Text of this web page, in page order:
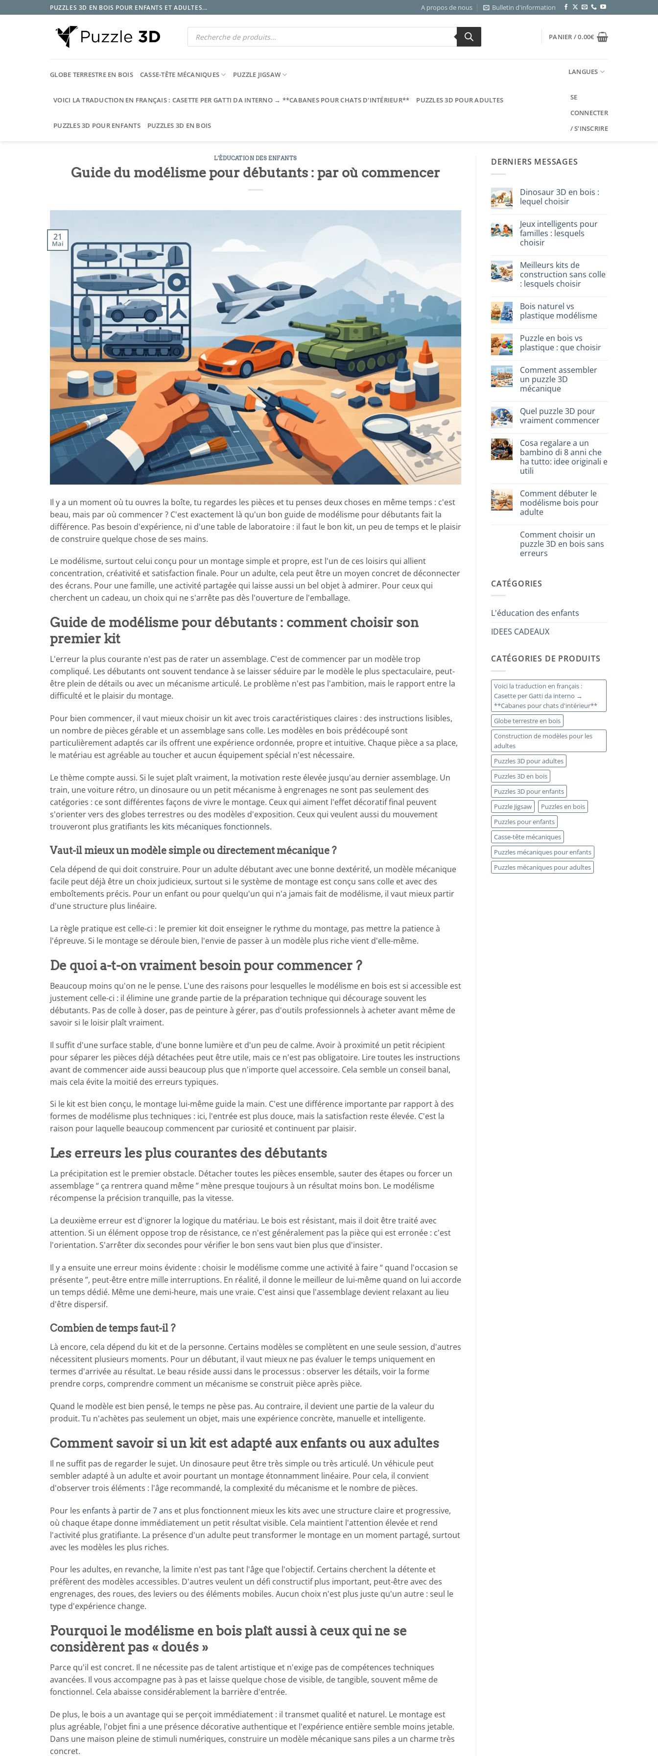
au
PUZZLES 3D EN BOIS POUR ENFANTS ET ADULTES... A propos de nous Bulletin d'information
Recherche
produits
PANIER /0.00€
GLOBE TERRESTRE EN BOIS CASSE-TÊTE MÉCANIQUES PUZZLE JIGSAW
VOICI LA TRADUCTION EN FRANÇAIS : CASETTE PER GATTI DA INTERNO → **CABANES POUR CHATS D'INTÉRIEUR** PUZZLES 3D POUR ADULTES
PUZZLES 3D POUR ENFANTS PUZZLES 3D EN BOIS
LANGUES
SE
CONNECTER
/ S’INSCRIRE
L'ÉDUCATION DES ENFANTS
Guide du modélisme pour débutants : par où commencer
21
Mai
Il y a un moment où tu ouvres la boîte, tu regardes les pièces et tu penses deux choses en même temps : c'est
beau, mais par où commencer ? C'est exactement là qu'un bon guide de modélisme pour débutants fait la
différence. Pas besoin d'expérience, ni d'une table de laboratoire : il faut le bon kit, un peu de temps et le plaisir
de construire quelque chose de ses mains.
Le modélisme, surtout celui conçu pour un montage simple et propre, est l'un de ces loisirs qui allient
concentration, créativité et satisfaction finale. Pour un adulte, cela peut être un moyen concret de déconnecter
des écrans. Pour une famille, une activité partagée qui laisse aussi un bel objet à admirer. Pour ceux qui
cherchent un cadeau, un choix qui ne s'arrête pas dès l'ouverture de l'emballage.
Guide de modélisme pour débutants : comment choisir son
premier kit
L'erreur la plus courante n'est pas de rater un assemblage. C'est de commencer par un modèle trop
compliqué. Les débutants ont souvent tendance à se laisser séduire par le modèle le plus spectaculaire, peut-
être plein de détails ou avec un mécanisme articulé. Le problème n'est pas l'ambition, mais le rapport entre la
difficulté et le plaisir du montage.
Pour bien commencer, il vaut mieux choisir un kit avec trois caractéristiques claires : des instructions lisibles,
un nombre de pièces gérable et un assemblage sans colle. Les modèles en bois prédécoupé sont
particulièrement adaptés car ils offrent une expérience ordonnée, propre et intuitive. Chaque pièce a sa place,
le matériau est agréable au toucher et aucun équipement spécial n'est nécessaire.
Le thème compte aussi. Si le sujet plaît vraiment, la motivation reste élevée jusqu'au dernier assemblage. Un
train, une voiture rétro, un dinosaure ou un petit mécanisme à engrenages ne sont pas seulement des
catégories : ce sont différentes façons de vivre le montage. Ceux qui aiment l'effet décoratif final peuvent
s'orienter vers des globes terrestres ou des modèles d'exposition. Ceux qui veulent aussi du mouvement
trouveront plus gratifiants les kits mécaniques fonctionnels.
Vaut-il mieux un modèle simple ou directement mécanique ?
Cela dépend de qui doit construire. Pour un adulte débutant avec une bonne dextérité, un modèle mécanique
facile peut déjà être un choix judicieux, surtout si le système de montage est conçu sans colle et avec des
emboîtements précis. Pour un enfant ou pour quelqu'un qui n'a jamais fait de modélisme, il vaut mieux partir
d'une structure plus linéaire.
La règle pratique est celle-ci : le premier kit doit enseigner le rythme du montage, pas mettre la patience à
l'épreuve. Si le montage se déroule bien, l'envie de passer à un modèle plus riche vient d'elle-même.
De quoi a-t-on vraiment besoin pour commencer ?
Beaucoup moins qu'on ne le pense. L'une des raisons pour lesquelles le modélisme en bois est si accessible est
justement celle-ci : il élimine une grande partie de la préparation technique qui décourage souvent les
débutants. Pas de colle à doser, pas de peinture à gérer, pas d'outils professionnels à acheter avant même de
savoir si le loisir plaît vraiment.
Il suffit d'une surface stable, d'une bonne lumière et d'un peu de calme. Avoir à proximité un petit récipient
pour séparer les pièces déjà détachées peut être utile, mais ce n'est pas obligatoire. Lire toutes les instructions
avant de commencer aide aussi beaucoup plus que n'importe quel accessoire. Cela semble un conseil banal,
mais cela évite la moitié des erreurs typiques.
Si le kit est bien conçu, le montage lui-même guide la main. C'est une différence importante par rapport à des
formes de modélisme plus techniques : ici, l'entrée est plus douce, mais la satisfaction reste élevée. C'est la
raison pour laquelle beaucoup commencent par curiosité et continuent par plaisir.
Les erreurs les plus courantes des débutants
La précipitation est le premier obstacle. Détacher toutes les pièces ensemble, sauter des étapes ou forcer un
assemblage “ ça rentrera quand même ” mène presque toujours à un résultat moins bon. Le modélisme
récompense la précision tranquille, pas la vitesse.
La deuxième erreur est d'ignorer la logique du matériau. Le bois est résistant, mais il doit être traité avec
attention. Si un élément oppose trop de résistance, ce n'est généralement pas la pièce qui est erronée : c'est
l'orientation. S'arrêter dix secondes pour vérifier le bon sens vaut bien plus que d'insister.
Il y a ensuite une erreur moins évidente : choisir le modélisme comme une activité à faire “ quand l'occasion se
présente ”, peut-être entre mille interruptions. En réalité, il donne le meilleur de lui-même quand on lui accorde
un temps dédié. Même une demi-heure, mais une vraie. C'est ainsi que l'assemblage devient relaxant au lieu
d'être dispersif.
Combien de temps faut-il ?
Là encore, cela dépend du kit et de la personne. Certains modèles se complètent en une seule session, d'autres
nécessitent plusieurs moments. Pour un débutant, il vaut mieux ne pas évaluer le temps uniquement en
termes d'arrivée au résultat. Le beau réside aussi dans le processus : observer les détails, voir la forme
prendre corps, comprendre comment un mécanisme se construit pièce après pièce.
Quand le modèle est bien pensé, le temps ne pèse pas. Au contraire, il devient une partie de la valeur du
produit. Tu n'achètes pas seulement un objet, mais une expérience concrète, manuelle et intelligente.
Comment savoir si un kit est adapté aux enfants ou aux adultes
Il ne suffit pas de regarder le sujet. Un dinosaure peut être très simple ou très articulé. Un véhicule peut
sembler adapté à un adulte et avoir pourtant un montage étonnamment linéaire. Pour cela, il convient
d'observer trois éléments : l'âge recommandé, la complexité du mécanisme et le nombre de pièces.
Pour les enfants à partir de 7 ans et plus fonctionnent mieux les kits avec une structure claire et progressive,
où chaque étape donne immédiatement un petit résultat visible. Cela maintient l'attention élevée et rend
l'activité plus gratifiante. La présence d'un adulte peut transformer le montage en un moment partagé, surtout
avec les modèles les plus riches.
Pour les adultes, en revanche, la limite n'est pas tant l'âge que l'objectif. Certains cherchent la détente et
préfèrent des modèles accessibles. D'autres veulent un défi constructif plus important, peut-être avec des
engrenages, des roues, des leviers ou des éléments mobiles. Aucun choix n'est plus juste qu'un autre : seul le
type d'expérience change.
Pourquoi le modélisme en bois plaît aussi à ceux qui ne se
considèrent pas « doués »
Parce qu'il est concret. Il ne nécessite pas de talent artistique et n'exige pas de compétences techniques
avancées. Il vous accompagne pas à pas et laisse quelque chose de visible, de tangible, souvent même de
fonctionnel. Cela abaisse considérablement la barrière d'entrée.
De plus, le bois a un avantage qui se perçoit immédiatement : il transmet qualité et naturel. Le montage est
plus agréable, l'objet fini a une présence décorative authentique et l'expérience entière semble moins jetable.
Dans une maison pleine de stimuli numériques, construire un modèle mécanique sans piles a un charme très
concret.
DERNIERS MESSAGES
Dinosaur 3D en bois :
lequel choisir
sur
Dinosauro
3D
in
scegliere
Jeux intelligents pour
familles : lesquels
choisir
sur
Giochi
intelligenti
per
famiglie:
scegliere
Meilleurs kits de
construction sans colle
: lesquels choisir
sur
Migliori
kit
colla:
quali
scegliere
Bois naturel vs
plastique modélisme
sur
Legno
naturale
modellismo
Puzzle en bois vs
plastique : que choisir
sur
Puzzle
legno
vs
scegliere
Comment assembler
un puzzle 3D
mécanique
sur
Come
assemblare
3D
meccanico
Quel puzzle 3D pour
vraiment commencer
sur
Quale
puzzle
3D
per
iniziare
Cosa regalare a un
bambino di 8 anni che
ha tutto: idee originali e
utili
sur
Cosa
regalare
a
di
8
anni
che
ha
e
utili
Comment débuter le
modélisme bois pour
adulte
sur
Come
iniziare
modellismo
Comment choisir un
puzzle 3D en bois sans
erreurs
Come
scegliere
senza
CATÉGORIES
L'éducation des enfants
IDEES CADEAUX
CATÉGORIES DE PRODUITS
Voici la traduction en français :
Casette per Gatti da interno →
**Cabanes pour chats d'intérieur**
Globe terrestre en bois
Construction de modèles pour les
adultes
Puzzles 3D pour adultes
Puzzles 3D en bois
Puzzles 3D pour enfants
Puzzle Jigsaw
Puzzles en bois
Puzzles pour enfants
Casse-tête mécaniques
Puzzles mécaniques pour enfants
Puzzles mécaniques pour adultes